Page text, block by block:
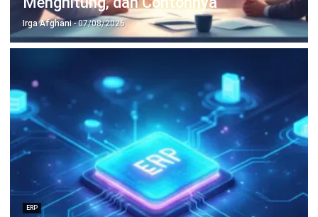
HRM
Mengenal Cuti Block Leave dan
Manfaatnya bagi Perusahaan
- 07/08/2026